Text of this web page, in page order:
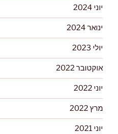
יוני 2024
ינואר 2024
יולי 2023
אוקטובר 2022
יוני 2022
מרץ 2022
יוני 2021